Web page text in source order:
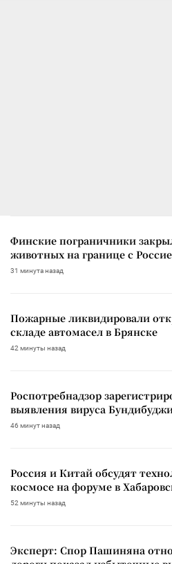
Финские пограничники
животных на границе с
31 минута назад
Пожарные ликвидировали
складе автомасел в Брянске
42 минуты назад
Роспотребнадзор
выявления вируса
46 минут назад
Россия и Китай обсудят
космосе на форуме в
52 минуты назад
Эксперт: Спор Пашиняна